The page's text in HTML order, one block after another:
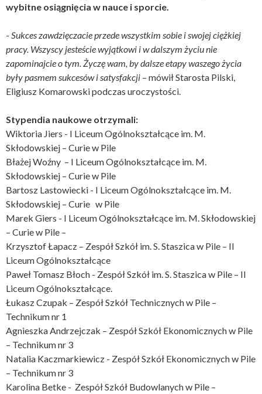
wybitne osiągnięcia w nauce i sporcie.
- Sukces zawdzięczacie przede wszystkim sobie i swojej ciężkiej
pracy. Wszyscy jesteście wyjątkowi i w dalszym życiu nie
zapominajcie o tym. Życzę wam, by dalsze etapy waszego życia
były pasmem sukcesów i satysfakcji – mówił Starosta Pilski,
Eligiusz Komarowski podczas uroczystości.
Stypendia naukowe otrzymali:
Wiktoria Jiers - I Liceum Ogólnokształcące im. M.
Skłodowskiej – Curie w Pile
Błażej Woźny – I Liceum Ogólnokształcące im. M.
Skłodowskiej – Curie w Pile
Bartosz Lastowiecki - I Liceum Ogólnokształcące im. M.
Skłodowskiej – Curie w Pile
Marek Giers - I Liceum Ogólnokształcące im. M. Skłodowskiej
– Curie w Pile –
Krzysztof Łapacz – Zespół Szkół im. S. Staszica w Pile – II
Liceum Ogólnokształcące
Paweł Tomasz Błoch - Zespół Szkół im. S. Staszica w Pile – II
Liceum Ogólnokształcące.
Łukasz Czupak – Zespół Szkół Technicznych w Pile –
Technikum nr 1
Agnieszka Andrzejczak – Zespół Szkół Ekonomicznych w Pile
– Technikum nr 3
Natalia Kaczmarkiewicz - Zespół Szkół Ekonomicznych w Pile
– Technikum nr 3
Karolina Betke - Zespół Szkół Budowlanych w Pile –